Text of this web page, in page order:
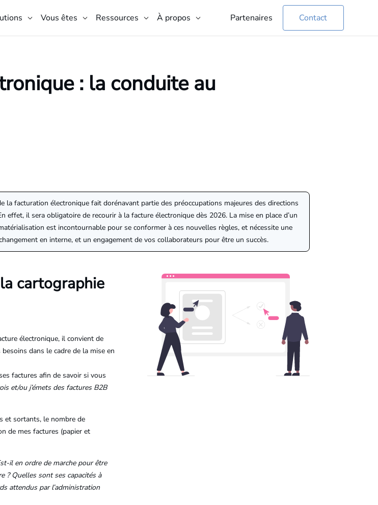
Vous êtes Ressources À propos Partenaires Contact
: la conduite au
la facturation électronique fait dorénavant partie des préoccupations majeures des directions
effet, il sera obligatoire de recourir à la facture électronique dès 2026. La mise en place d’un
est incontournable pour se conformer à ces nouvelles règles, et nécessite une
en interne, et un engagement de vos collaborateurs pour être un succès.
cartographie
électronique, il convient de
dans le cadre de la mise en
factures afin de savoir si vous
et/ou j’émets des factures B2B
et sortants, le nombre de
de mes factures (papier et
il en ordre de marche pour être
? Quelles sont ses capacités à
attendus par l’administration